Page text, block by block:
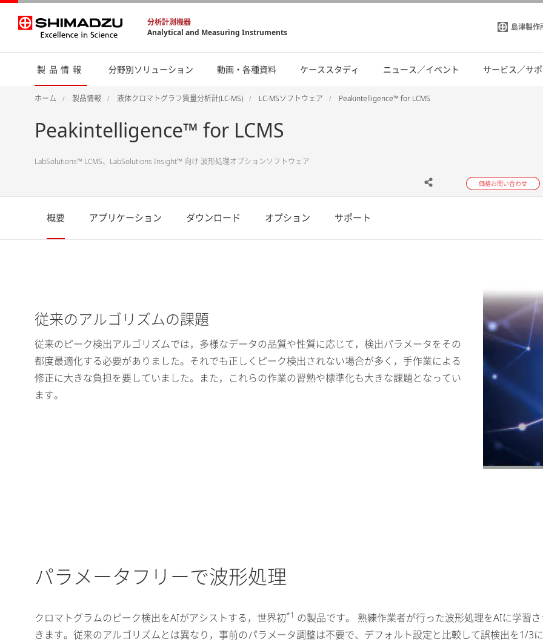
分析計測機器
Analytical and Measuring Instruments
島津製作
製品情報 分野別ソリューション 動画・各種資料 ケーススタディ ニュース／イベント サービス／サ
ホーム 製品情報 液体クロマトグラフ質量分析計(LC-MS) LC-MSソフトウェア Peakintelligence™ for LCMS
Peakintelligence™ for LCMS
LabSolutions™ LCMS、LabSolutions Insight™ 向け 波形処理オプションソフトウェア
価格お問い合わせ
概要 アプリケーション ダウンロード オプション サポート
従来のアルゴリズムの課題
従来のピーク検出アルゴリズムでは，多様なデータの品質や性質に応じて，検出パラメータをその
都度最適化する必要がありました。それでも正しくピーク検出されない場合が多く，手作業による
修正に大きな負担を要していました。また，これらの作業の習熟や標準化も大きな課題となってい
ます。
パラメータフリーで波形処理
クロマトグラムのピーク検出をAIがアシストする，世界初*1 の製品です。 熟練作業者が行った波形処理をAIに学習
きます。従来のアルゴリズムとは異なり，事前のパラメータ調整は不要で、デフォルト設定と比較して誤検出を1/3